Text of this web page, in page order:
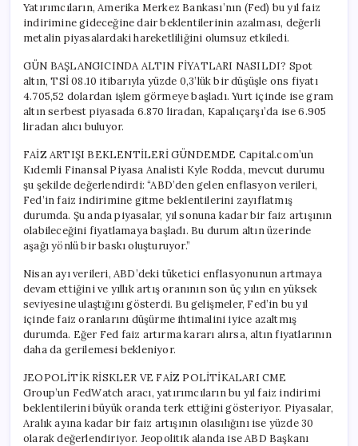
Yatırımcıların, Amerika Merkez Bankası’nın (Fed) bu yıl faiz
indirimine gideceğine dair beklentilerinin azalması, değerli
metalin piyasalardaki hareketliliğini olumsuz etkiledi.
GÜN BAŞLANGICINDA ALTIN FİYATLARI NASILDI? Spot
altın, TSİ 08.10 itibarıyla yüzde 0,3’lük bir düşüşle ons fiyatı
4.705,52 dolardan işlem görmeye başladı. Yurt içinde ise gram
altın serbest piyasada 6.870 liradan, Kapalıçarşı’da ise 6.905
liradan alıcı buluyor.
FAİZ ARTIŞI BEKLENTİLERİ GÜNDEMDE Capital.com’un
Kıdemli Finansal Piyasa Analisti Kyle Rodda, mevcut durumu
şu şekilde değerlendirdi: “ABD’den gelen enflasyon verileri,
Fed’in faiz indirimine gitme beklentilerini zayıflatmış
durumda. Şu anda piyasalar, yıl sonuna kadar bir faiz artışının
olabileceğini fiyatlamaya başladı. Bu durum altın üzerinde
aşağı yönlü bir baskı oluşturuyor.”
Nisan ayı verileri, ABD’deki tüketici enflasyonunun artmaya
devam ettiğini ve yıllık artış oranının son üç yılın en yüksek
seviyesine ulaştığını gösterdi. Bu gelişmeler, Fed’in bu yıl
içinde faiz oranlarını düşürme ihtimalini iyice azaltmış
durumda. Eğer Fed faiz artırma kararı alırsa, altın fiyatlarının
daha da gerilemesi bekleniyor.
JEOPOLİTİK RİSKLER VE FAİZ POLİTİKALARI CME
Group’un FedWatch aracı, yatırımcıların bu yıl faiz indirimi
beklentilerini büyük oranda terk ettiğini gösteriyor. Piyasalar,
Aralık ayına kadar bir faiz artışının olasılığını ise yüzde 30
olarak değerlendiriyor. Jeopolitik alanda ise ABD Başkanı